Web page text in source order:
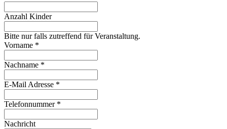
Anzahl Kinder
Bitte nur falls zutreffend für Veranstaltung.
Vorname *
Nachname *
E-Mail Adresse *
Telefonnummer *
Nachricht